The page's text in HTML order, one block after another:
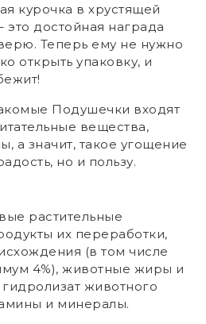
курочка в хрустящей
достойная награда
Теперь ему не нужно
открыть упаковку, и
Подушечки входят
вещества,
а значит, такое угощение
но и пользу.
растительные
их переработки,
(в том числе
4%), животные жиры и
животного
и минералы.